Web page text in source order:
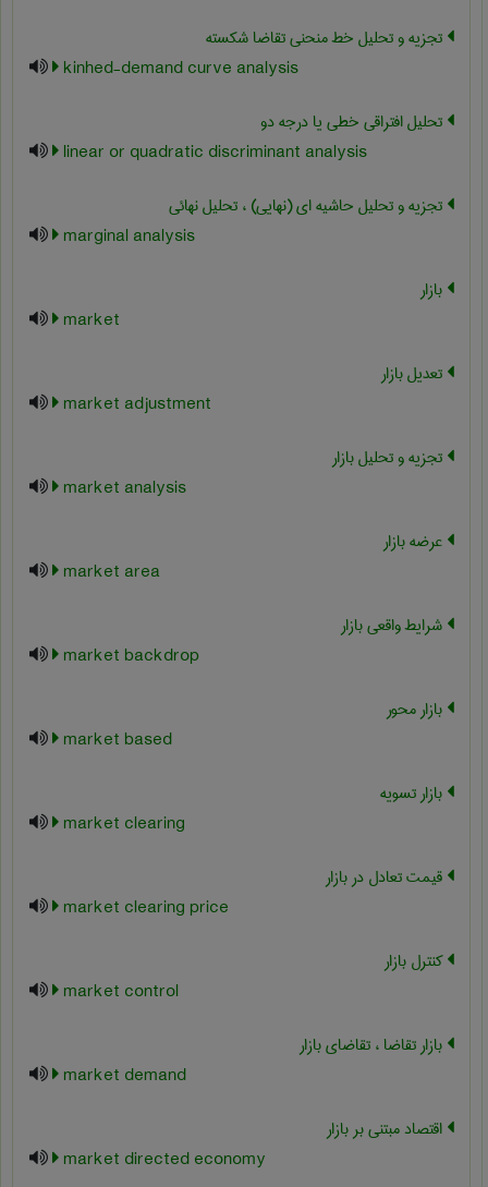
تجزیه و تحلیل خط منحنی تقاضا شکسته
kinhed-demand curve analysis
تحلیل افتراقی خطی یا درجه دو
linear or quadratic discriminant analysis
تجزیه و تحلیل حاشیه ای (نهایی) ، تحلیل نهائی
marginal analysis
بازار
market
تعدیل بازار
market adjustment
تجزیه و تحلیل بازار
market analysis
عرضه بازار
market area
شرایط واقعی بازار
market backdrop
بازار محور
market based
بازار تسویه
market clearing
قیمت تعادل در بازار
market clearing price
کنترل بازار
market control
بازار تقاضا ، تقاضای بازار
market demand
اقتصاد مبتنی بر بازار
market directed economy